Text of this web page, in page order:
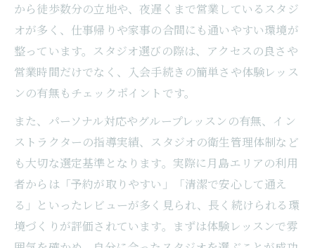
から徒歩数分の立地や、夜遅くまで営業しているスタジ
オが多く、仕事帰りや家事の合間にも通いやすい環境が
整っています。スタジオ選びの際は、アクセスの良さや
営業時間だけでなく、入会手続きの簡単さや体験レッス
ンの有無もチェックポイントです。
また、パーソナル対応やグループレッスンの有無、イン
ストラクターの指導実績、スタジオの衛生管理体制など
も大切な選定基準となります。実際に月島エリアの利用
者からは「予約が取りやすい」「清潔で安心して通え
る」といったレビューが多く見られ、長く続けられる環
境づくりが評価されています。まずは体験レッスンで雰